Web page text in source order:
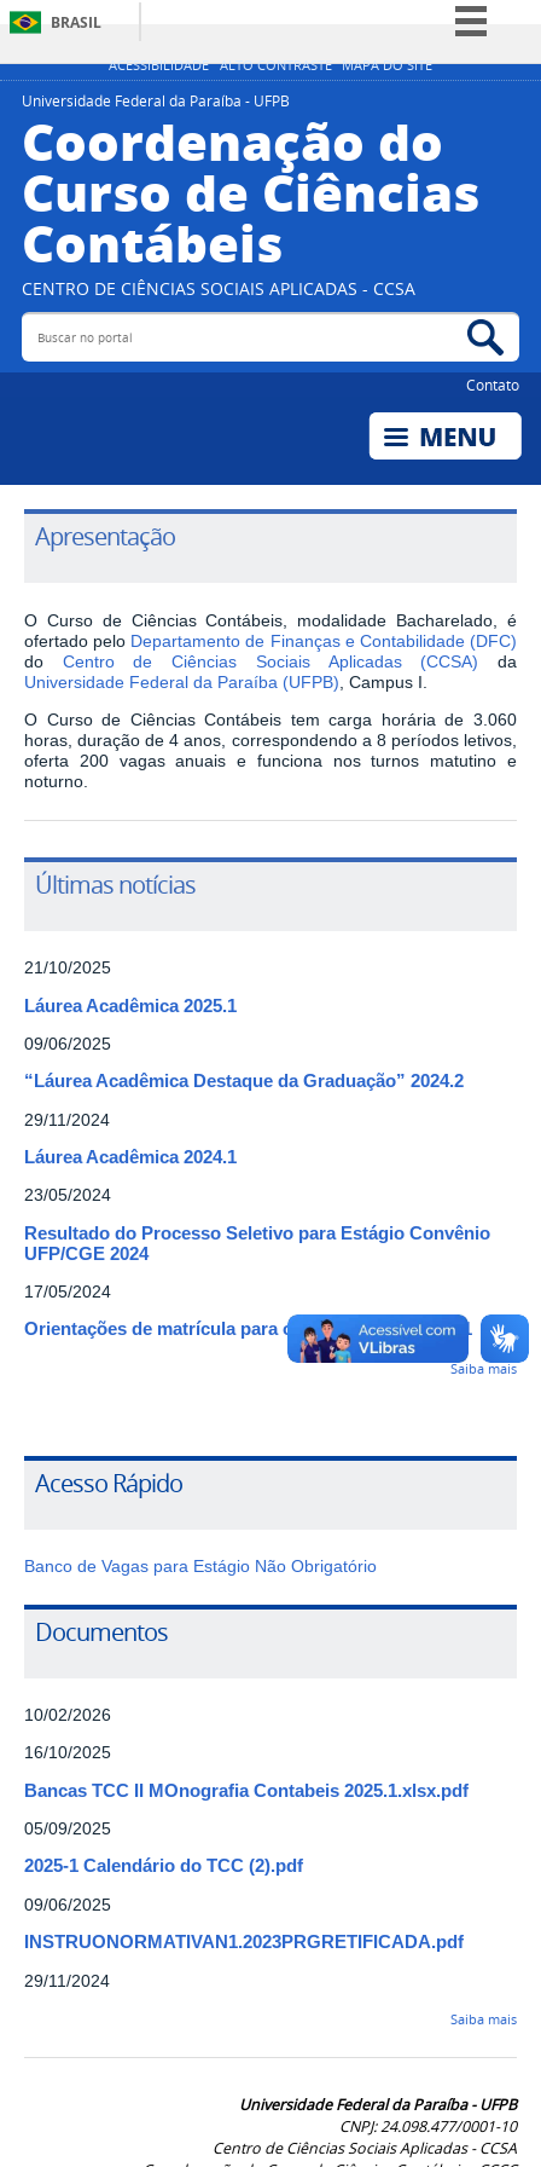
ACESSIBILIDADE ALTO CONTRASTE MAPA DO SITE
BRASIL
Simplifique!
Participe
Acesso à informação
Legislação
Universidade Federal da Paraíba - UFPB
Coordenação do
Curso de Ciências
Contábeis
CENTRO DE CIÊNCIAS SOCIAIS APLICADAS - CCSA
Buscar no portal
Contato
Apresentação
O Curso de Ciências Contábeis, modalidade Bacharelado, é
ofertado pelo Departamento de Finanças e Contabilidade (DFC)
do Centro de Ciências Sociais Aplicadas (CCSA) da
Universidade Federal da Paraíba (UFPB) , Campus I.
O Curso de Ciências Contábeis tem carga horária de 3.060
horas, duração de 4 anos, correspondendo a 8 períodos letivos,
oferta 200 vagas anuais e funciona nos turnos matutino e
noturno.
Últimas notícias
21/10/2025
Láurea Acadêmica 2025.1
09/06/2025
“Láurea Acadêmica Destaque da Graduação” 2024.2
29/11/2024
Láurea Acadêmica 2024.1
23/05/2024
Resultado do Processo Seletivo para Estágio Convênio
UFP/CGE 2024
17/05/2024
Orientações de matrícula para o período letivo 2024.1
Saiba mais
Acesso Rápido
Banco de Vagas para Estágio Não Obrigatório
Documentos
10/02/2026
16/10/2025
Bancas TCC II MOnografia Contabeis 2025.1.xlsx.pdf
05/09/2025
2025-1 Calendário do TCC (2).pdf
09/06/2025
INSTRUONORMATIVAN1.2023PRGRETIFICADA.pdf
29/11/2024
Saiba mais
Universidade Federal da Paraíba - UFPB
CNPJ: 24.098.477/0001-10
Centro de Ciências Sociais Aplicadas - CCSA